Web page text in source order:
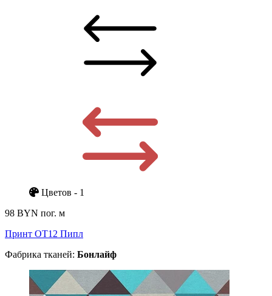
Цветов - 1
98 BYN пог. м
Принт ОТ12 Пипл
Фабрика тканей: Бонлайф